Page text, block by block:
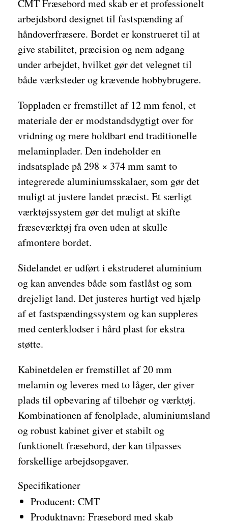
CMT Fræsebord med skab er et professionelt
arbejdsbord designet til fastspænding af
håndoverfræsere. Bordet er konstrueret til at
give stabilitet, præcision og nem adgang
under arbejdet, hvilket gør det velegnet til
både værksteder og krævende hobbybrugere.
Toppladen er fremstillet af 12 mm fenol, et
materiale der er modstandsdygtigt over for
vridning og mere holdbart end traditionelle
melaminplader. Den indeholder en
indsatsplade på 298 × 374 mm samt to
integrerede aluminiumsskalaer, som gør det
muligt at justere landet præcist. Et særligt
værktøjssystem gør det muligt at skifte
fræseværktøj fra oven uden at skulle
afmontere bordet.
Sidelandet er udført i ekstruderet aluminium
og kan anvendes både som fastlåst og som
drejeligt land. Det justeres hurtigt ved hjælp
af et fastspændingssystem og kan suppleres
med centerklodser i hård plast for ekstra
støtte.
Kabinetdelen er fremstillet af 20 mm
melamin og leveres med to låger, der giver
plads til opbevaring af tilbehør og værktøj.
Kombinationen af fenolplade, aluminiumsland
og robust kabinet giver et stabilt og
funktionelt fræsebord, der kan tilpasses
forskellige arbejdsopgaver.
Specifikationer
Producent: CMT
Produktnavn: Fræsebord med skab